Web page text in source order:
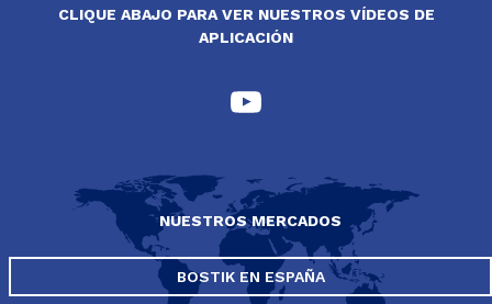
CLIQUE ABAJO PARA VER NUESTROS VÍDEOS DE
APLICACIÓN
NUESTROS MERCADOS
BOSTIK EN ESPAÑA